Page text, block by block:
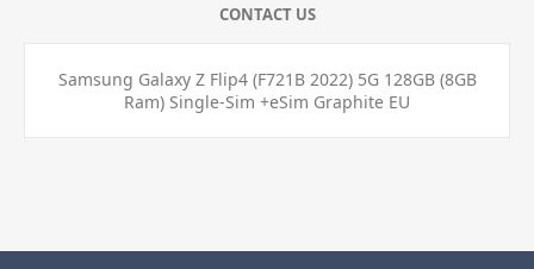
CONTACT US
Samsung Galaxy Z Flip4 (F721B 2022) 5G 128GB (8GB
Ram) Single-Sim +eSim Graphite EU